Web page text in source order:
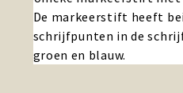
De markeerstift heeft
schrijfpunten in de
groen en blauw.